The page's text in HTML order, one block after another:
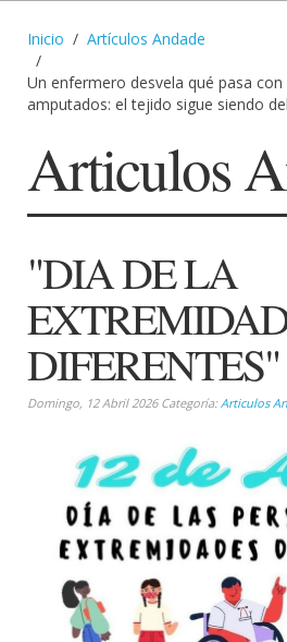
Inicio Artículos Andade
Un enfermero desvela qué pasa
amputados: el tejido sigue siendo
Articulos
"DIA DE LA
DIFERENTES"
Domingo, 12 Abril 2026 Categoría:Articulos